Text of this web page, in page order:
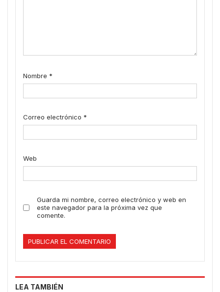
Nombre *
Correo electrónico *
Web
Guarda mi nombre, correo electrónico y web en
este navegador para la próxima vez que
comente.
LEA TAMBIÉN